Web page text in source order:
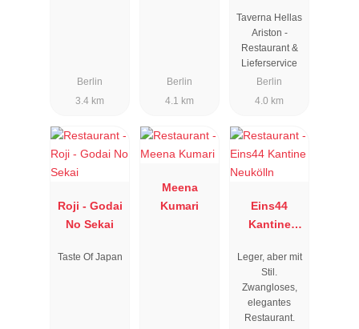
Berlin
3.4 km
Berlin
4.1 km
Taverna Hellas
Ariston -
Restaurant &
Lieferservice
Berlin
4.0 km
Roji - Godai
No Sekai
Taste Of Japan
Meena
Kumari
Eins44
Kantine
Leger, aber mit
Stil.
Zwangloses,
elegantes
Restaurant.